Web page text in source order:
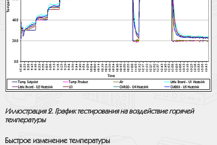
Иллюстрация 2. График тестирования на воздействие горячей
температуры
Быстрое изменение температуры